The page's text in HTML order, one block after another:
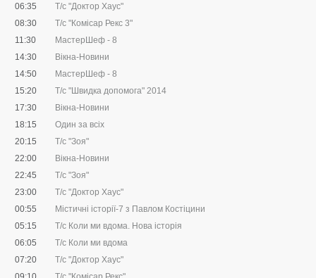
06:35
Т/с "Доктор Хаус"
08:30
Т/с "Комісар Рекс 3"
11:30
МастерШеф - 8
14:30
Вікна-Новини
14:50
МастерШеф - 8
15:20
Т/с "Швидка допомога" 2014
17:30
Вікна-Новини
18:15
Один за всіх
20:15
Т/с "Зоя"
22:00
Вікна-Новини
22:45
Т/с "Зоя"
23:00
Т/с "Доктор Хаус"
00:55
Містичні історії-7 з Павлом Костіцини
05:15
Т/с Коли ми вдома. Нова історія
06:05
Т/с Коли ми вдома
07:20
Т/с "Доктор Хаус"